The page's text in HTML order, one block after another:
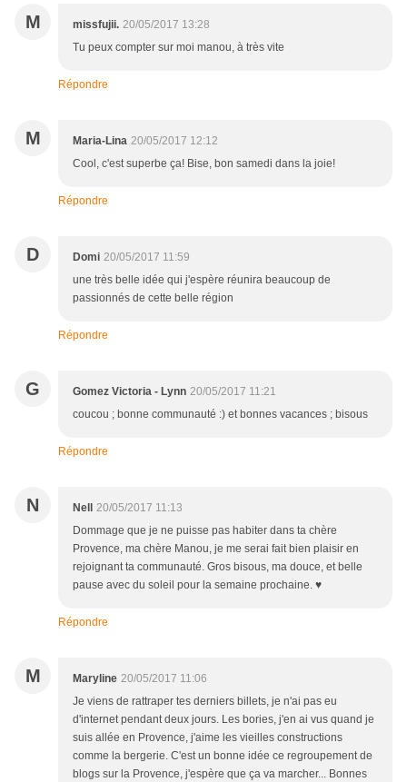
M missfujii. 20/05/2017 13:28
Tu peux compter sur moi manou, à très vite
Répondre
M Maria-Lina 20/05/2017 12:12
Cool, c'est superbe ça! Bise, bon samedi dans la joie!
Répondre
D Domi 20/05/2017 11:59
une très belle idée qui j'espère réunira beaucoup de
passionnés de cette belle région
Répondre
G Gomez Victoria - Lynn 20/05/2017 11:21
coucou ; bonne communauté :) et bonnes vacances ; bisous
Répondre
N Nell
20/05/2017 11:13
Dommage que je ne puisse pas habiter dans ta chère
Provence, ma chère Manou, je me serai fait bien plaisir en
rejoignant ta communauté. Gros bisous, ma douce, et belle
pause avec du soleil pour la semaine prochaine. ♥
Répondre
M Maryline 20/05/2017 11:06
Je viens de rattraper tes derniers billets, je n'ai pas eu
d'internet pendant deux jours. Les bories, j'en ai vus quand je
suis allée en Provence, j'aime les vieilles constructions
comme la bergerie. C'est un bonne idée ce regroupement de
blogs sur la Provence, j'espère que ça va marcher... Bonnes